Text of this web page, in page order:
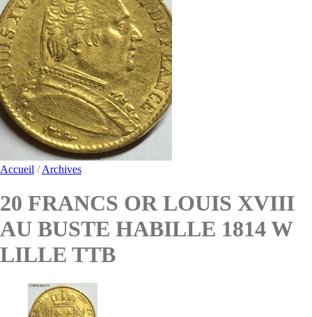
Accueil / Archives
20 FRANCS OR LOUIS XVIII
AU BUSTE HABILLE 1814 W
LILLE TTB